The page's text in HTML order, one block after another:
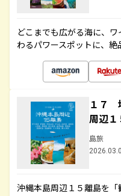
どこまでも広がる海に、
わるパワースポットに、絶
１７
周辺
島旅
沖縄本島周辺１５離島を